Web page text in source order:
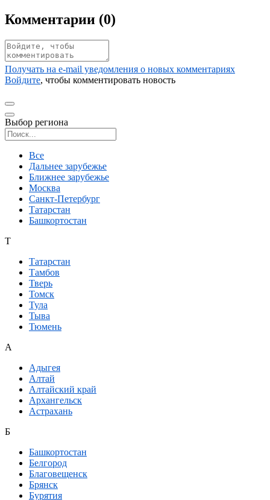
Комментарии (0)
Получать на e‑mail уведомления о новых комментариях
Войдите, чтобы комментировать новость
Выбор региона
Все
Дальнее зарубежье
Ближнее зарубежье
Москва
Санкт-Петербург
Татарстан
Башкортостан
Т
Татарстан
Тамбов
Тверь
Томск
Тула
Тыва
Тюмень
А
Адыгея
Алтай
Алтайский край
Архангельск
Астрахань
Б
Башкортостан
Белгород
Благовещенск
Брянск
Бурятия